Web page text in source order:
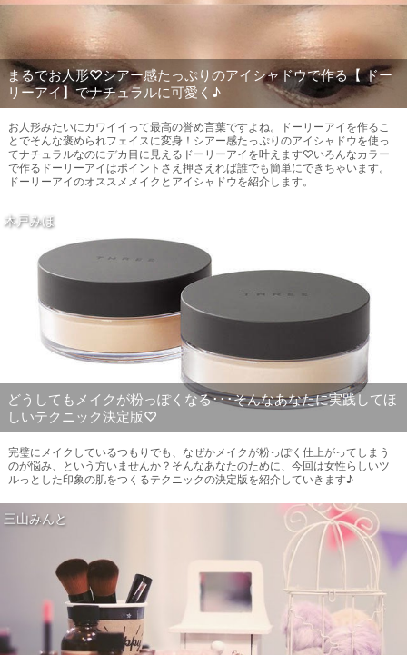
まるでお人形♡シアー感たっぷりのアイシャドウで作る【 ドー
リーアイ】でナチュラルに可愛く♪
お人形みたいにカワイイって最高の誉め言葉ですよね。ドーリーアイを作るこ
とでそんな褒められフェイスに変身！シアー感たっぷりのアイシャドウを使っ
てナチュラルなのにデカ目に見えるドーリーアイを叶えます♡いろんなカラー
で作るドーリーアイはポイントさえ押さえれば誰でも簡単にできちゃいます。
ドーリーアイのオススメメイクとアイシャドウを紹介します。
木戸みほ
どうしてもメイクが粉っぽくなる･･･そんなあなたに実践してほ
しいテクニック決定版♡
完璧にメイクしているつもりでも、なぜかメイクが粉っぽく仕上がってしまう
のが悩み、という方いませんか？そんなあなたのために、今回は女性らしいツ
ルっとした印象の肌をつくるテクニックの決定版を紹介していきます♪
三山みんと